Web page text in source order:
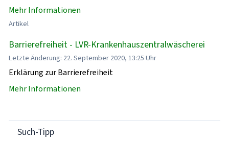
Mehr Informationen
Artikel
Barrierefreiheit - LVR-Krankenhauszentralwäscherei
Letzte Änderung: 22. September 2020, 13:25 Uhr
Erklärung zur Barrierefreiheit
Mehr Informationen
Such-Tipp